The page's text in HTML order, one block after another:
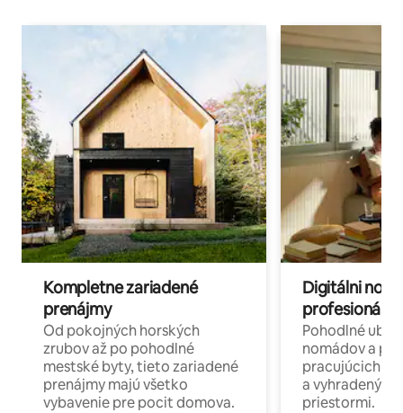
Kompletne zariadené
prenájmy
Od pokojných horských
zrubov až po pohodlné
mestské byty, tieto zariadené
prenájmy majú všetko
vybavenie pre pocit domova.
Digitálni
profesionáli
Pohodlné
nomádov a
pracujúcich
a
priestormi.